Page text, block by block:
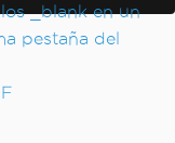
_blank en un
pestaña del